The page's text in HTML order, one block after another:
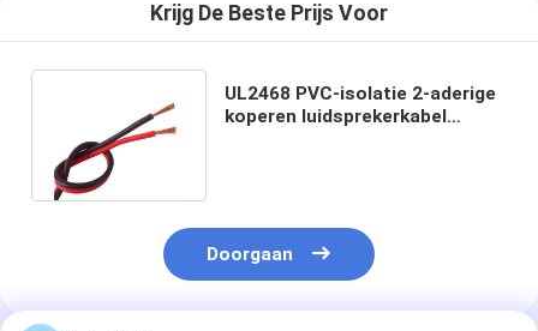
Krijg De Beste Prijs Voor
UL2468 PVC-isolatie 2-aderige
koperen luidsprekerkabel
Doorgaan